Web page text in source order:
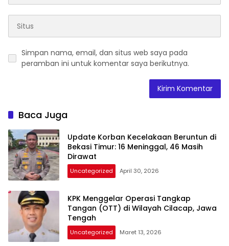
Simpan nama, email, dan situs web saya pada
peramban ini untuk komentar saya berikutnya.
Baca Juga
Update Korban Kecelakaan Beruntun di
Bekasi Timur: 16 Meninggal, 46 Masih
Dirawat
Uncategorized April 30, 2026
KPK Menggelar Operasi Tangkap
Tangan (OTT) di Wilayah Cilacap, Jawa
Tengah
Uncategorized Maret 13, 2026